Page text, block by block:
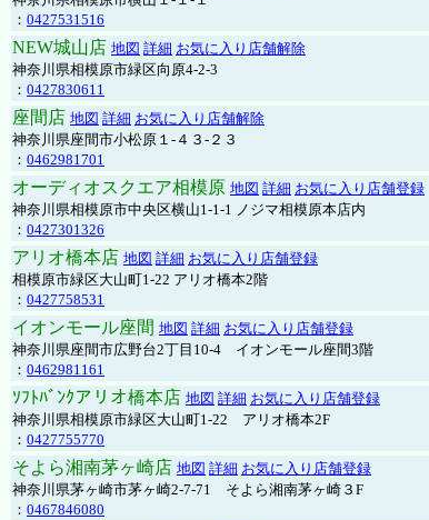
： 0427531516
NEW城山店 地図 詳細 お気に入り店舗解除
神奈川県相模原市緑区向原4-2-3
： 0427830611
座間店 地図 詳細 お気に入り店舗解除
神奈川県座間市小松原１-４３-２３
： 0462981701
オーディオスクエア相模原 地図 詳細 お気に入り店舗登録
神奈川県相模原市中央区横山1-1-1 ノジマ相模原本店内
： 0427301326
アリオ橋本店 地図 詳細 お気に入り店舗登録
相模原市緑区大山町1-22 アリオ橋本2階
： 0427758531
イオンモール座間 地図 詳細 お気に入り店舗登録
神奈川県座間市広野台2丁目10-4 イオンモール座間3階
： 0462981161
ｿﾌﾄﾊﾞﾝｸアリオ橋本店 地図 詳細 お気に入り店舗登録
神奈川県相模原市緑区大山町1-22 アリオ橋本2F
： 0427755770
そよら湘南茅ヶ崎店 地図 詳細 お気に入り店舗登録
神奈川県茅ヶ崎市茅ヶ崎2‐7‐71 そよら湘南茅ヶ崎３F
： 0467846080